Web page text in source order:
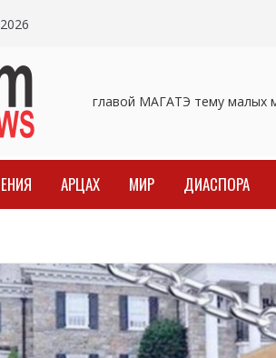
обсудил с главой МАГАТЭ тему малых
АРЦАХ МИР ДИАСПОРА